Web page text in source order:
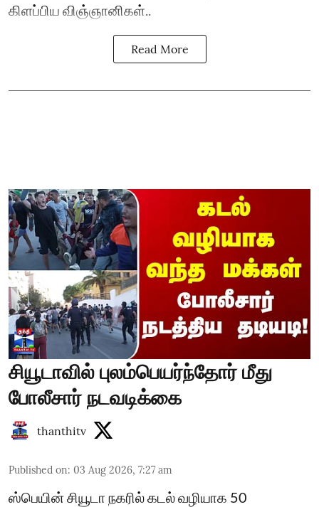
கிளப்பிய விஞ்ஞானிகள்..
Read More
சியூடாவில் புலம்பெயர்ந்தோர் மீது
போலீசார் நடவடிக்கை
thanthitv
Published on: 03 Aug 2026, 7:27 am
ஸ்பெயின் சியூடா நகரில் கடல் வழியாக 50